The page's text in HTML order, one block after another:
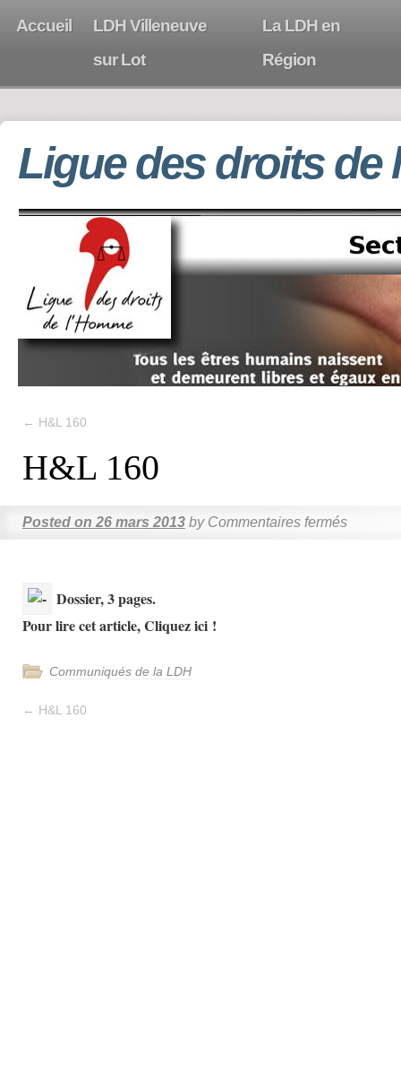
Accueil
LDH Villeneuve
sur Lot
La LDH en
Région
Ligue des droits de
← H&L 160
H&L 160
Posted on 26 mars 2013 by Commentaires fermés
Dossier, 3 pages.
Pour lire cet article, Cliquez ici !
Communiqués de la LDH
← H&L 160